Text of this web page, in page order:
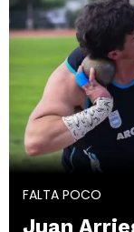
FALTA POCO